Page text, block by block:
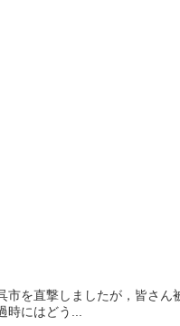
市を直撃しましたが，皆さ
時にはどう...